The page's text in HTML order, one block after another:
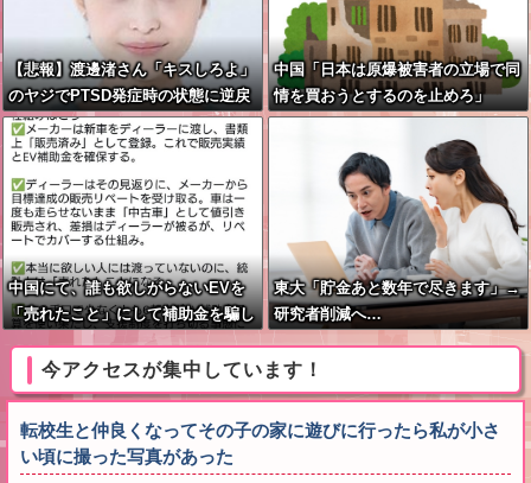
【悲報】渡邊渚さん「キスしろよ」
のヤジでPTSD発症時の状態に逆戻
り
中国「日本は原爆被害者の立場で同
情を買おうとするのを止めろ」
中国にて、誰も欲しがらないEVを
「売れたこと」にして補助金を騙し
取る事案が横行。販売実績水増し
東大「貯金あと数年で尽きます」→
研究者削減へ…
今アクセスが集中しています！
転校生と仲良くなってその子の家に遊びに行ったら私が小さ
い頃に撮った写真があった